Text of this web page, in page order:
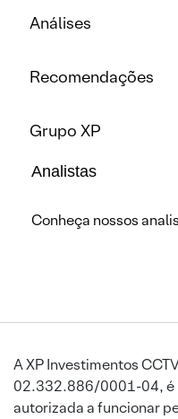
Análises
Recomendações
Grupo XP
Analistas
Conheça nossos
A XP Investimentos
02.332.886/0001-04, é
autorizada a funcionar